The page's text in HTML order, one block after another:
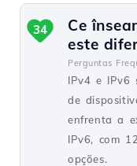
Ce
este
Perguntas
IPv4 e IPv6
de
enfrenta a
IPv6, com
opções.
34